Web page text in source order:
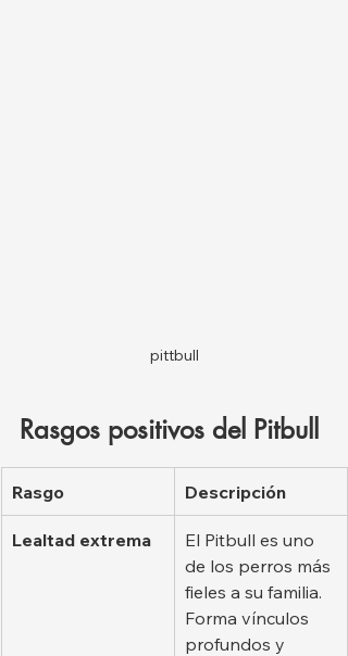
pittbull
Rasgos positivos del Pitbull
Rasgo Descripción
Lealtad extrema
El Pitbull es uno
de los perros más
fieles a su familia.
Forma vínculos
profundos y